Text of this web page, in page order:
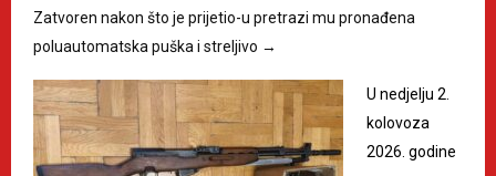
Zatvoren nakon što je prijetio-u pretrazi mu pronađena
poluautomatska puška i streljivo →
U nedjelju 2.
kolovoza
2026. godine